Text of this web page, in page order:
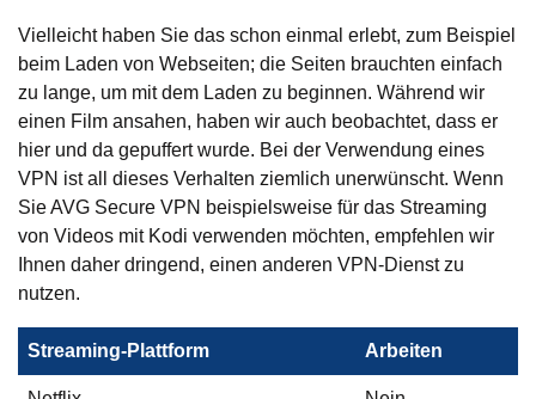
Vielleicht haben Sie das schon einmal erlebt, zum Beispiel
beim Laden von Webseiten; die Seiten brauchten einfach
zu lange, um mit dem Laden zu beginnen. Während wir
einen Film ansahen, haben wir auch beobachtet, dass er
hier und da gepuffert wurde. Bei der Verwendung eines
VPN ist all dieses Verhalten ziemlich unerwünscht. Wenn
Sie AVG Secure VPN beispielsweise für das Streaming
von Videos mit Kodi verwenden möchten, empfehlen wir
Ihnen daher dringend, einen anderen VPN-Dienst zu
nutzen.
Streaming-Plattform Arbeiten